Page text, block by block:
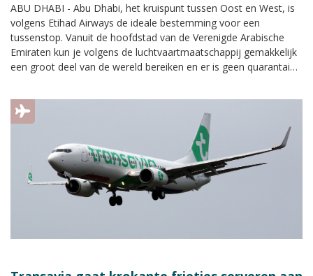
ABU DHABI - Abu Dhabi, het kruispunt tussen Oost en West, is
volgens Etihad Airways de ideale bestemming voor een
tussenstop. Vanuit de hoofdstad van de Verenigde Arabische
Emiraten kun je volgens de luchtvaartmaatschappij gemakkelijk
een groot deel van de wereld bereiken en er is geen quarantaine